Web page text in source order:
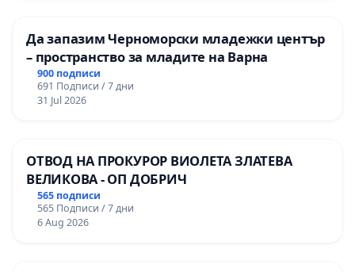
Да запазим Черноморски младежки център
– пространство за младите на Варна
900 подписи
691 Подписи / 7 дни
31 Jul 2026
ОТВОД НА ПРОКУРОР ВИОЛЕТА ЗЛАТЕВА
ВЕЛИКОВА - ОП ДОБРИЧ
565 подписи
565 Подписи / 7 дни
6 Aug 2026